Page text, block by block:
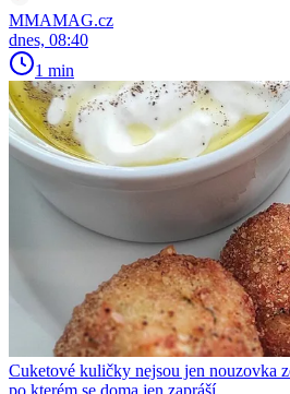
MMAMAG.cz
dnes, 08:40
1 min
Cuketové kuličky nejsou jen nouzovka
po kterém se doma jen zapráší